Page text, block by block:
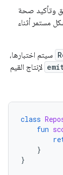
وتأكيد صحة
مستمر أثناء
سيتم اختبارها،
لإنتاج القيم
class
fun
}
}